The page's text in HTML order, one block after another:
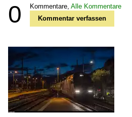
0 Kommentare, Alle Kommentare
Kommentar verfassen